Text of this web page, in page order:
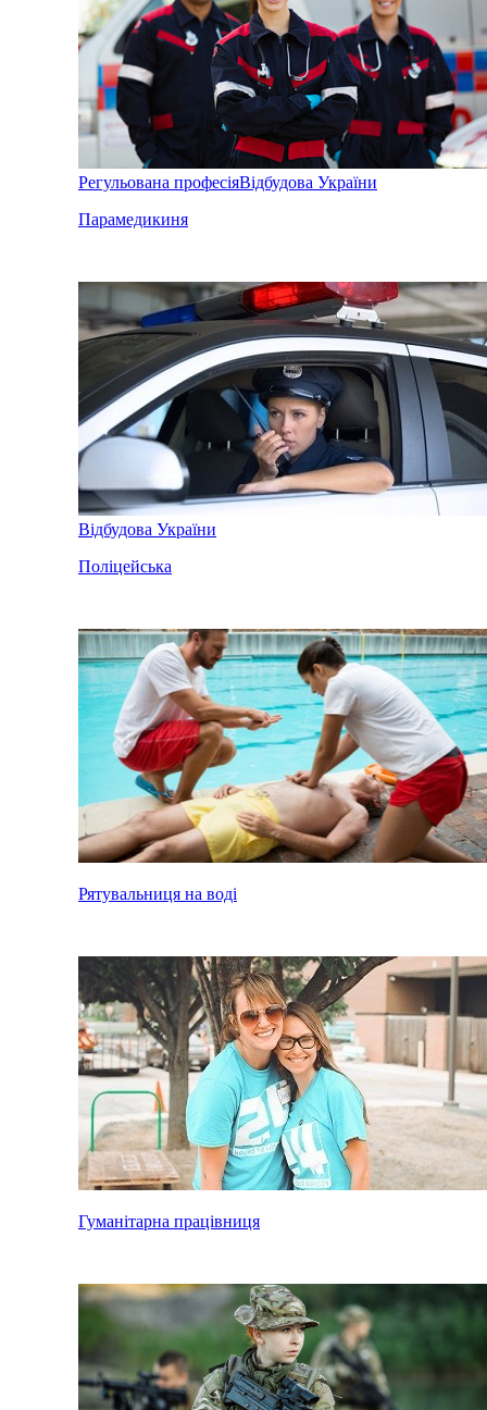
Регульована професіяВідбудова України
Парамедикиня
Відбудова України
Поліцейська
Рятувальниця на воді
Гуманітарна працівниця